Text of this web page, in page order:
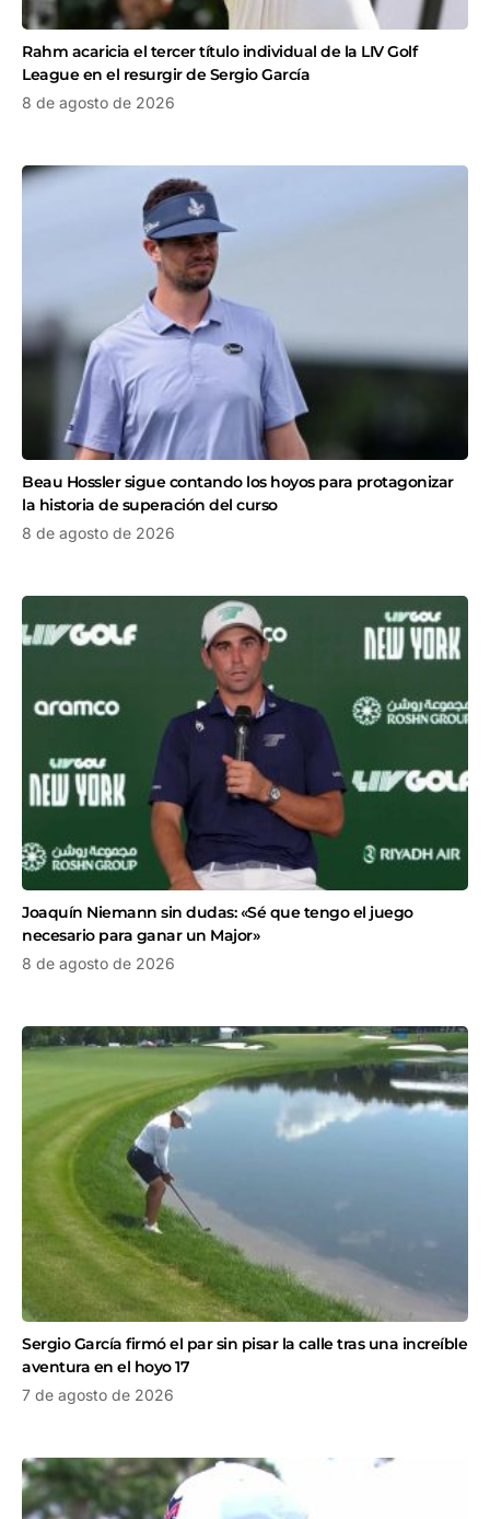
Rahm acaricia el tercer título individual de la LIV Golf
League en el resurgir de Sergio García
8 de agosto de 2026
Beau Hossler sigue contando los hoyos para protagonizar
la historia de superación del curso
8 de agosto de 2026
Joaquín Niemann sin dudas: «Sé que tengo el juego
necesario para ganar un Major»
8 de agosto de 2026
Sergio García firmó el par sin pisar la calle tras una increíble
aventura en el hoyo 17
7 de agosto de 2026